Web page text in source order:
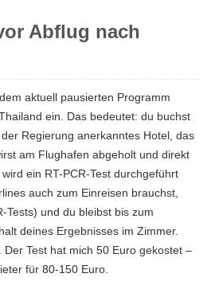
Abflug nach
aktuell pausierten Programm
ein. Das bedeutet: du buchst
Regierung anerkanntes Hotel, das
am Flughafen abgeholt und direkt
ein RT-PCR-Test durchgeführt
auch zum Einreisen brauchst,
Tests) und du bleibst bis zum
deines Ergebnisses im Zimmer.
Der Test hat mich 50 Euro gekostet –
für 80-150 Euro.